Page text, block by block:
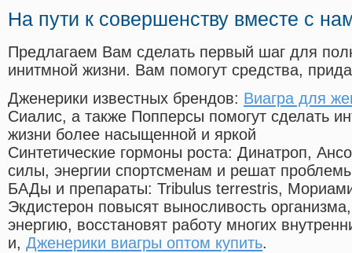
На пути к совершенству вместе с
Предлагаем Вам сделать первый шаг для
инитмной жизни. Вам помогут средства,
Дженерики известных брендов: Виагра для
Сиалис, а также Попперсы помогут сделать
жизни более насыщенной и яркой
Синтетические гормоны роста: Динатроп,
силы, энергии спортсменам и решат
БАДы и препараты: Tribulus terrestris,
Экдистерон повысят выносливость
энергию, восстановят работу многих
и, Дженерики виагры оптом купить.